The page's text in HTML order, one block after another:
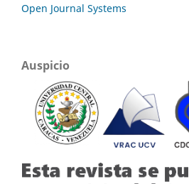
Open Journal Systems
Auspicio